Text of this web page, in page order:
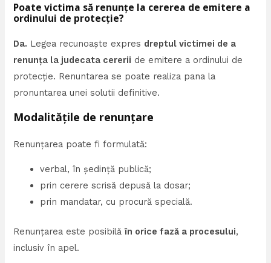
Poate victima să renunțe la cererea de emitere a
ordinului de protecție?
Da. Legea recunoaște expres dreptul victimei de a
renunța la judecata cererii de emitere a ordinului de
protecție. Renuntarea se poate realiza pana la
pronuntarea unei solutii definitive.
Modalitățile de renunțare
Renunțarea poate fi formulată:
verbal, în ședință publică;
prin cerere scrisă depusă la dosar;
prin mandatar, cu procură specială.
Renunțarea este posibilăîn orice fază a procesului,
inclusiv în apel.